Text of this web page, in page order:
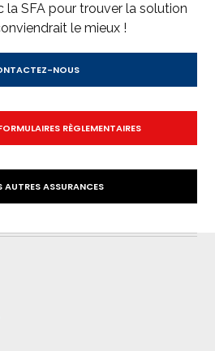
la SFA pour trouver la solution
le mieux !
NOUS
RÈGLEMENTAIRES
AUTRES ASSURANCES